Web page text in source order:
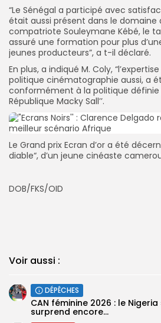
“Le Sénégal a participé avec
était aussi présent dans le domaine
compatriote Souleymane Kébé, le
assuré une formation pour plus
jeunes producteurs”, a t-il déclaré.
En plus, a indiqué M. Coly,
politique cinématographie aussi, a
conformément à la politique définie
République Macky Sall’’.
Le Grand prix Ecran d’or a été
diable“, d’un jeune cinéaste
DOB/FKS/OID
Voir aussi :
DÉPÊCHES
‎CAN féminine 2026 : le
surprend encore...